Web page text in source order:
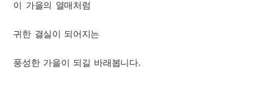
이 가을의 열매처럼
귀한 결실이 되어지는
풍성한 가을이 되길 바래봅니다.